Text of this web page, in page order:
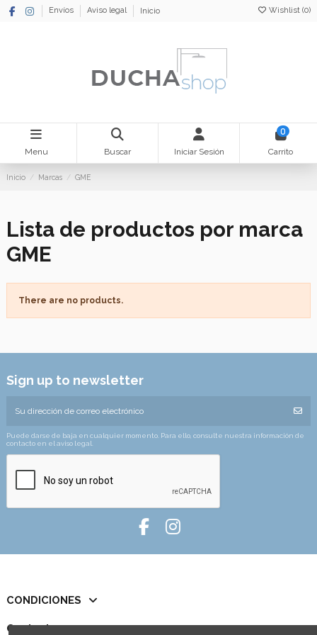
Envíos Aviso legal Inicio Wishlist (0)
Menu Buscar Iniciar Sesión
0
Carrito
Inicio Marcas GME
Lista de productos por marca
GME
There are no products.
Sign up to newsletter
Puede darse de baja en cualquier momento. Para ello, consulte nuestra información de
contacto en el aviso legal.
CONDICIONES
Contact us